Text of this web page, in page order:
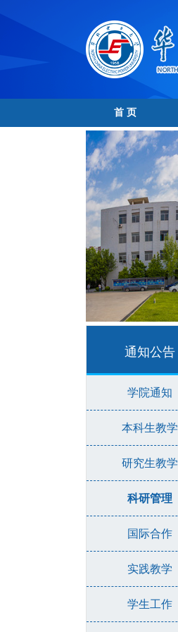
首 页
通知公告
学院通知
本科生教学
研究生教学
科研管理
国际合作
实践教学
学生工作